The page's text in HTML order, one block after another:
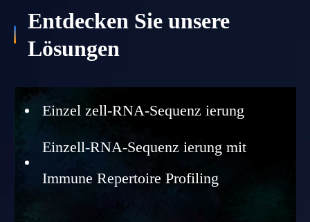
Entdecken Sie unsere
Lösungen
Einzel zell-RNA-Sequenz ierung
Einzell-RNA-Sequenz ierung mit
Immune Repertoire Profiling